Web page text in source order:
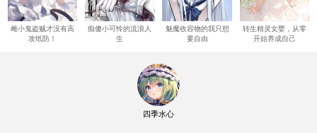
雌小鬼盗贼才没有高
攻纸防！
痴傻小可怜的流浪人
生
魅魔收容物的我只想
要自由
转生精灵女婴，从零
开始养成自己
四季水心